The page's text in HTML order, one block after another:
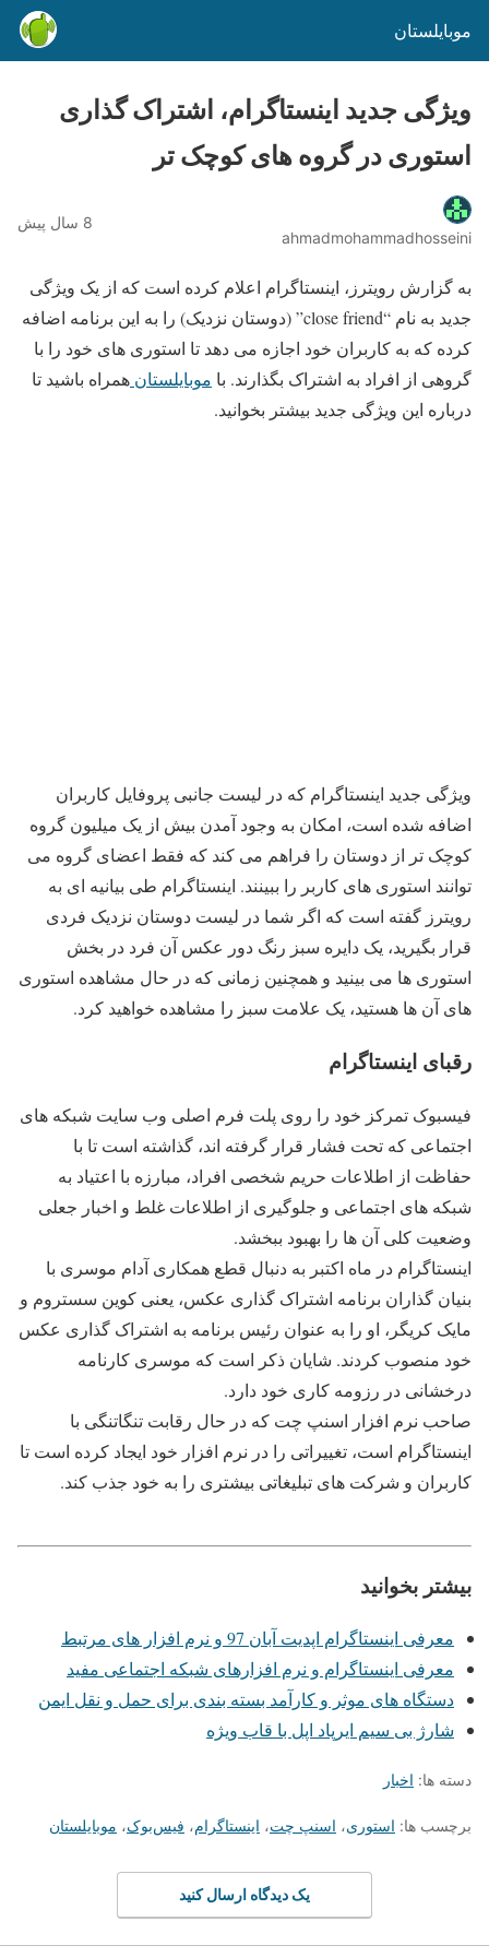
موبایلستان
ویژگی جدید اینستاگرام، اشتراک گذاری
استوری در گروه های کوچک تر
ahmadmohammadhosseini
8 سال پیش
به گزارش رویترز، اینستاگرام اعلام کرده است که از یک ویژگی
جدید به نام “close friend” (دوستان نزدیک) را به این برنامه اضافه
کرده که به کاربران خود اجازه می دهد تا استوری های خود را با
گروهی از افراد به اشتراک بگذارند. با موبایلستان همراه باشید تا
درباره این ویژگی جدید بیشتر بخوانید.
ویژگی جدید اینستاگرام که در لیست جانبی پروفایل کاربران
اضافه شده است، امکان به وجود آمدن بیش از یک میلیون گروه
کوچک تر از دوستان را فراهم می کند که فقط اعضای گروه می
توانند استوری های کاربر را ببینند. اینستاگرام طی بیانیه ای به
رویترز گفته است که اگر شما در لیست دوستان نزدیک فردی
قرار بگیرید، یک دایره سبز رنگ دور عکس آن فرد در بخش
استوری ها می بینید و همچنین زمانی که در حال مشاهده استوری
های آن ها هستید، یک علامت سبز را مشاهده خواهید کرد.
رقبای اینستاگرام
فیسبوک تمرکز خود را روی پلت فرم اصلی وب سایت شبکه های
اجتماعی که تحت فشار قرار گرفته اند، گذاشته است تا با
حفاظت از اطلاعات حریم شخصی افراد، مبارزه با اعتیاد به
شبکه های اجتماعی و جلوگیری از اطلاعات غلط و اخبار جعلی
وضعیت کلی آن ها را بهبود ببخشد.
اینستاگرام در ماه اکتبر به دنبال قطع همکاری آدام موسری با
بنیان گذاران برنامه اشتراک گذاری عکس، یعنی کوین سستروم و
مایک کریگر، او را به عنوان رئیس برنامه به اشتراک گذاری عکس
خود منصوب کردند. شایان ذکر است که موسری کارنامه
درخشانی در رزومه کاری خود دارد.
صاحب نرم افزار اسنپ چت که در حال رقابت تنگاتنگی با
اینستاگرام است، تغییراتی را در نرم افزار خود ایجاد کرده است تا
کاربران و شرکت های تبلیغاتی بیشتری را به خود جذب کند.
بیشتر بخوانید
معرفی اینستاگرام اپدیت آبان 97 و نرم افزار های مرتبط
معرفی اینستاگرام و نرم افزارهای شبکه اجتماعی مفید
دستگاه های موثر و کارآمد بسته بندی برای حمل و نقل ایمن
شارژ بی سیم ایرپاد اپل با قاب ویژه
دسته ها: اخبار
برچسب ها: استوری، اسنپ چت، اینستاگرام، فیس‌بوک، موبایلستان
یک دیدگاه ارسال کنید